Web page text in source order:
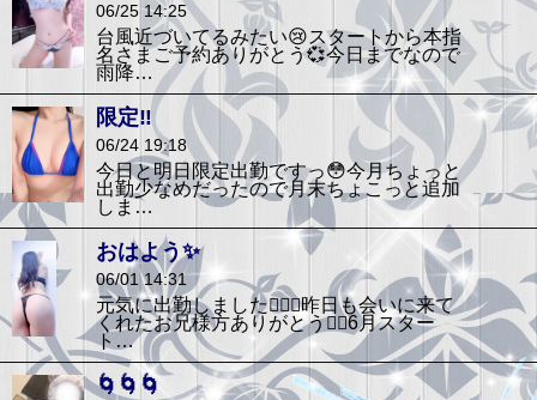
06/25 14:25
台風近づいてるみたい😢スタートから本指
名さまご予約ありがとう💞今日までなので
雨降…
限定‼️
06/24 19:18
今日と明日限定出勤ですっ😳今月ちょっと
出勤少なめだったので月末ちょこっと追加
しま…
おはよう✨
06/01 14:31
元気に出勤しました🙆‍♀️✨昨日も会いに来て
くれたお兄様方ありがとう❤️‍🔥6月スター
ト…
🌀🌀🌀